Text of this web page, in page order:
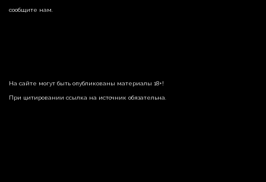
сообщите нам.
На сайте могут быть опубликованы материалы 18+!
При цитировании ссылка на источник обязательна.